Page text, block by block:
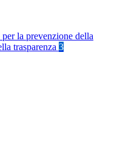
la prevenzione della
trasparenza 3